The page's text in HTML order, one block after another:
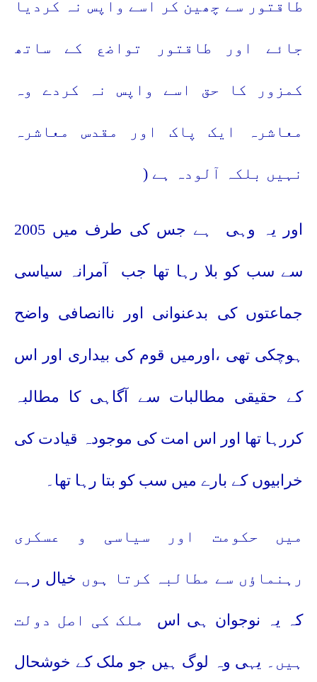
طاقتور سے چھین کر اسے واپس نہ کردیا
جائے اور طاقتور تواضع کے ساتھ
کمزور کا حق اسے واپس نہ کردے وہ
معاشرہ ایک پاک اور مقدس معاشرہ
نہیں بلکہ آلودہ ہے (
اور یہ وہی ہے جس کی طرف میں 2005
سے سب کو بلا رہا تھا جب آمرانہ سیاسی
جماعتوں کی بدعنوانی اور ناانصافی واضح
ہوچکی تھی ،اورمیں قوم کی بیداری اور اس
کے حقیقی مطالبات سے آگاہی کا مطالبہ
کررہا تھا اور اس امت کی موجودہ قیادت کی
خرابیوں کے بارے میں سب کو بتا رہا تھا۔
میں حکومت اور سیاسی و عسکری
رہنماؤں سے مطالبہ کرتا ہوں خیال رہے
کہ یہ نوجوان ہی اس ملک کی اصل دولت
ہیں۔ یہی وہ لوگ ہیں جو ملک کے خوشحال